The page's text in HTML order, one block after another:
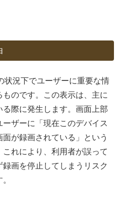
状況下でユーザーに重要な情
のです。この表示は、主に
際に発生します。画面上部
ザーに「現在このデバイス
が録画されている」という
れにより、利用者が誤って
画を停止してしまうリスク